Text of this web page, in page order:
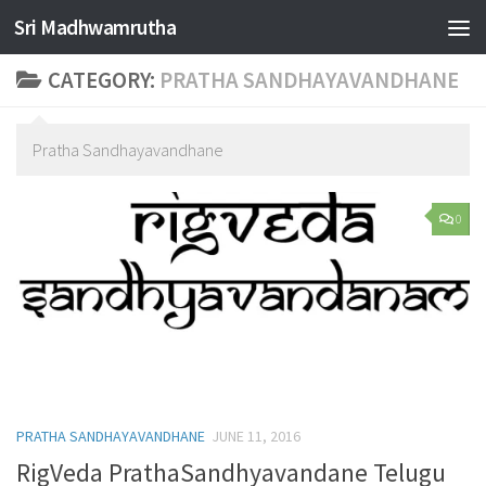
Skip to content
Sri Madhwamrutha
CATEGORY: PRATHA SANDHAYAVANDHANE
Pratha Sandhayavandhane
0
PRATHA SANDHAYAVANDHANE JUNE 11, 2016
RigVeda PrathaSandhyavandane Telugu